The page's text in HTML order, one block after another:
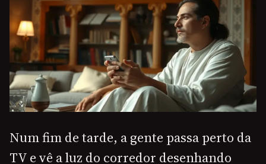
Num fim de tarde, a gente passa perto da
TV e vê a luz do corredor desenhando